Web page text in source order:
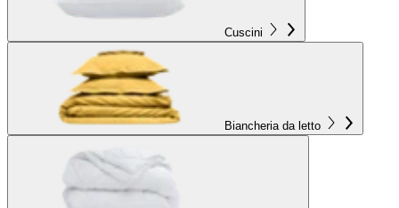
Cuscini
Biancheria da letto